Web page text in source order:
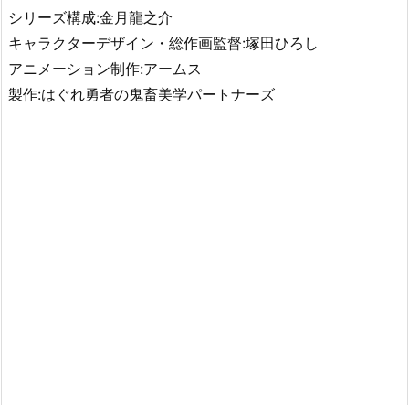
シリーズ構成:金月龍之介
キャラクターデザイン・総作画監督:塚田ひろし
アニメーション制作:アームス
製作:はぐれ勇者の鬼畜美学パートナーズ